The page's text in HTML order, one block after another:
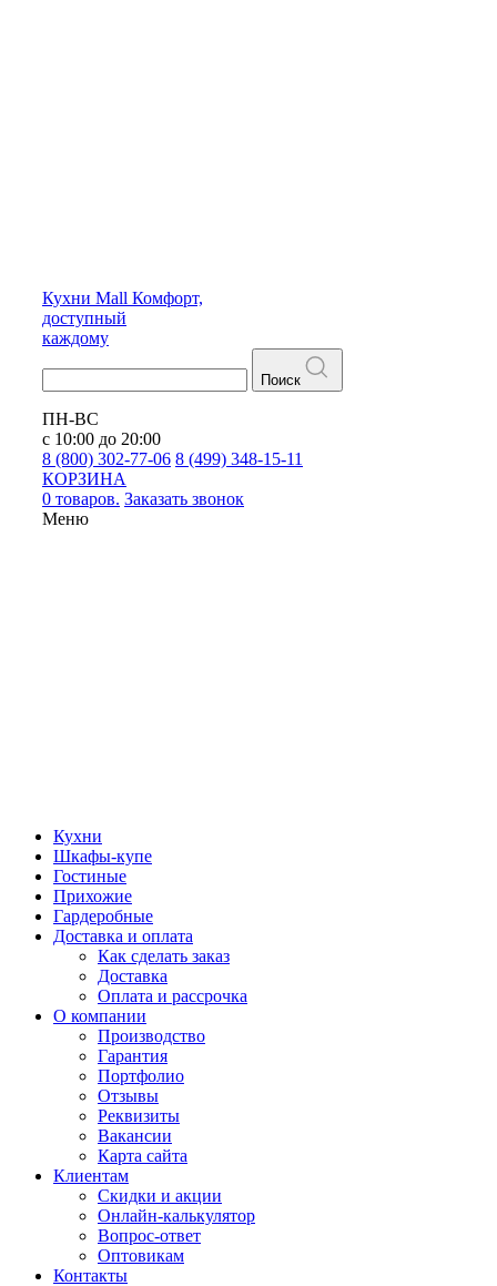
Кухни Mall Комфорт,
доступный
каждому
Поиск
ПН-ВС
с 10:00 до 20:00
8 (800) 302-77-06 8 (499) 348-15-11
КОРЗИНА
0 товаров. Заказать звонок
Меню
Кухни
Шкафы-купе
Гостиные
Прихожие
Гардеробные
Доставка и оплата
Как сделать заказ
Доставка
Оплата и рассрочка
О компании
Производство
Гарантия
Портфолио
Отзывы
Реквизиты
Вакансии
Карта сайта
Клиентам
Скидки и акции
Онлайн-калькулятор
Вопрос-ответ
Оптовикам
Контакты